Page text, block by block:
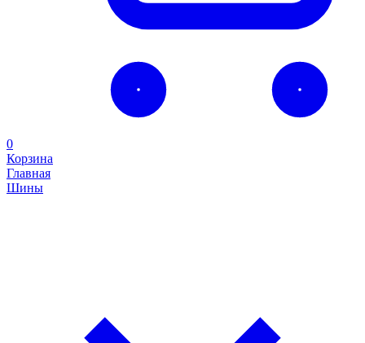
0
Корзина
Главная
Шины